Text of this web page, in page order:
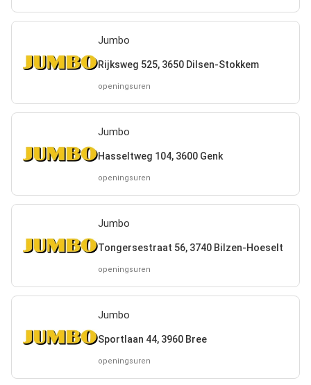
Jumbo
Rijksweg 525, 3650 Dilsen-Stokkem
openingsuren
Jumbo
Hasseltweg 104, 3600 Genk
openingsuren
Jumbo
Tongersestraat 56, 3740 Bilzen-Hoeselt
openingsuren
Jumbo
Sportlaan 44, 3960 Bree
openingsuren